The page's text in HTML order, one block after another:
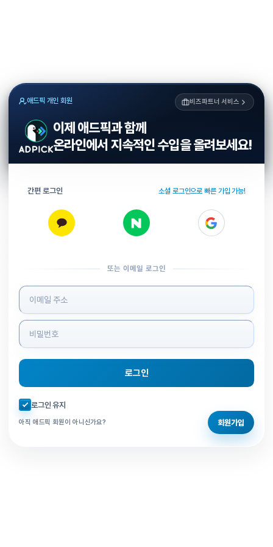
애드픽 개인 회원 비즈파트너 서비스
이제 애드픽과 함께
온라인에서 지속적인 수입을 올려보세요!
간편 로그인 소셜 로그인으로 빠른 가입 가능!
또는 이메일 로그인
로그인 정보 입력
로그인
자동로그인 체크
로그인 유지
아직 애드픽 회원이 아니신가요? 회원가입